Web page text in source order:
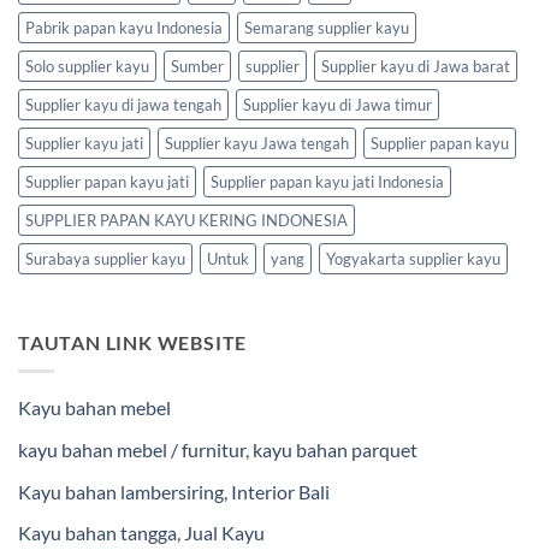
Pabrik papan kayu Indonesia
Semarang supplier kayu
Solo supplier kayu
Sumber supplier
Supplier kayu di Jawa barat
Supplier kayu di jawa tengah
Supplier kayu di Jawa timur
Supplier kayu jati
Supplier kayu Jawa tengah
Supplier papan kayu
Supplier papan kayu jati
Supplier papan kayu jati Indonesia
SUPPLIER PAPAN KAYU KERING INDONESIA
Surabaya supplier kayu
Untuk yang Yogyakarta supplier kayu
TAUTAN LINK WEBSITE
Kayu bahan mebel
kayu bahan mebel / furnitur, kayu bahan parquet
Kayu bahan lambersiring Interior Bali
Kayu bahan tangga, Jual Kayu